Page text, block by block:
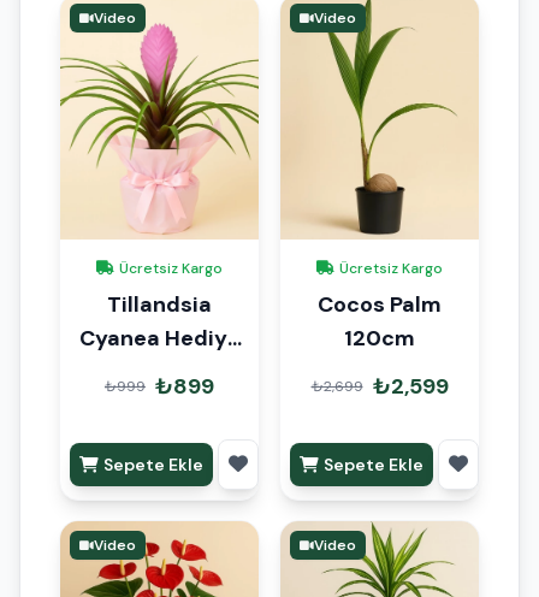
Video
Ücretsiz Kargo
Tillandsia
Cyanea Hediye
Paketli
₺999 ₺899
Sepete Ekle
Video
Ücretsiz Kargo
Cocos Palm
120cm
₺2,699 ₺2,599
Sepete Ekle
Video Video